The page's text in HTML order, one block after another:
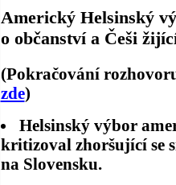
Americký Helsinský
o občanství a Češi
(Pokračování
zde)
Helsinský výbor
kritizoval zhoršující se
na Slovensku.